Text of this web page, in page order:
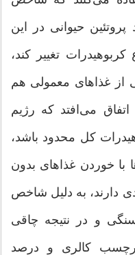
حیوانی در این
تغییر کند،
غذاهای معمولی هم
می‌افتد که رژیم
کل محدود باشد،
با خوردن غذاهای بدون
دارند، به دلیل شاخص
و در نتیجه چاقی
کالری و درصد